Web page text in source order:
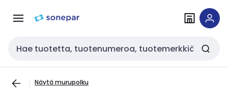
navigointiinsisältöön
Haku
Näytä murupolku